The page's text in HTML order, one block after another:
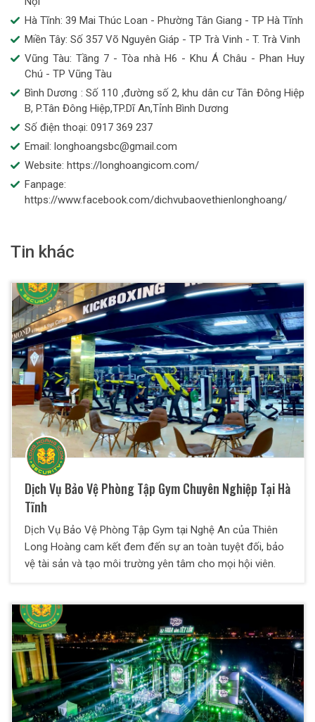
Hà Tĩnh: 39 Mai Thúc Loan - Phường Tân Giang - TP Hà Tĩnh
Miền Tây: Số 357 Võ Nguyên Giáp - TP Trà Vinh - T. Trà Vinh
Vũng Tàu: Tầng 7 - Tòa nhà H6 - Khu Á Châu - Phan Huy
Chú - TP Vũng Tàu
Bình Dương : Số 110 ,đường số 2, khu dân cư Tân Đông Hiệp
B, P.Tân Đông Hiệp,TP.Dĩ An,Tỉnh Bình Dương
Số điện thoại: 0917 369 237
Email: longhoangsbc@gmail.com
Website: https://longhoangicom.com/
Fanpage:
https://www.facebook.com/dichvubaovethienlonghoang/
Tin khác
Dịch Vụ Bảo Vệ Phòng Tập Gym Chuyên Nghiệp Tại Hà
Tĩnh
Dịch Vụ Bảo Vệ Phòng Tập Gym tại Nghệ An của Thiên
Long Hoàng cam kết đem đến sự an toàn tuyệt đối, bảo
vệ tài sản và tạo môi trường yên tâm cho mọi hội viên.